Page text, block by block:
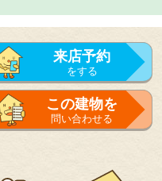
来店予約
をする
来店予約
をする
この建物を
問い合わせる